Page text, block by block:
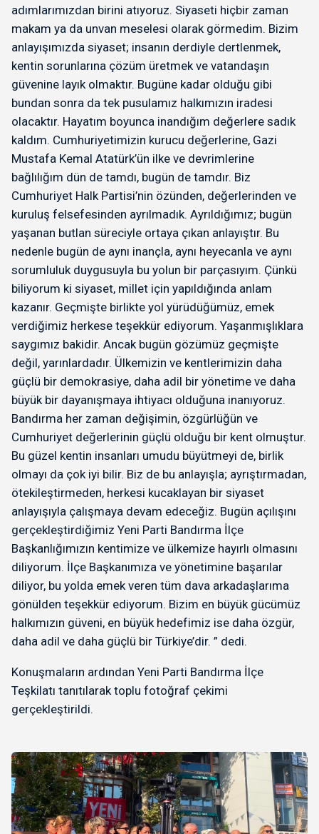
adımlarımızdan birini atıyoruz. Siyaseti hiçbir zaman
makam ya da unvan meselesi olarak görmedim. Bizim
anlayışımızda siyaset; insanın derdiyle dertlenmek,
kentin sorunlarına çözüm üretmek ve vatandaşın
güvenine layık olmaktır. Bugüne kadar olduğu gibi
bundan sonra da tek pusulamız halkımızın iradesi
olacaktır. Hayatım boyunca inandığım değerlere sadık
kaldım. Cumhuriyetimizin kurucu değerlerine, Gazi
Mustafa Kemal Atatürk’ün ilke ve devrimlerine
bağlılığım dün de tamdı, bugün de tamdır. Biz
Cumhuriyet Halk Partisi’nin özünden, değerlerinden ve
kuruluş felsefesinden ayrılmadık. Ayrıldığımız; bugün
yaşanan butlan süreciyle ortaya çıkan anlayıştır. Bu
nedenle bugün de aynı inançla, aynı heyecanla ve aynı
sorumluluk duygusuyla bu yolun bir parçasıyım. Çünkü
biliyorum ki siyaset, millet için yapıldığında anlam
kazanır. Geçmişte birlikte yol yürüdüğümüz, emek
verdiğimiz herkese teşekkür ediyorum. Yaşanmışlıklara
saygımız bakidir. Ancak bugün gözümüz geçmişte
değil, yarınlardadır. Ülkemizin ve kentlerimizin daha
güçlü bir demokrasiye, daha adil bir yönetime ve daha
büyük bir dayanışmaya ihtiyacı olduğuna inanıyoruz.
Bandırma her zaman değişimin, özgürlüğün ve
Cumhuriyet değerlerinin güçlü olduğu bir kent olmuştur.
Bu güzel kentin insanları umudu büyütmeyi de, birlik
olmayı da çok iyi bilir. Biz de bu anlayışla; ayrıştırmadan,
ötekileştirmeden, herkesi kucaklayan bir siyaset
anlayışıyla çalışmaya devam edeceğiz. Bugün açılışını
gerçekleştirdiğimiz Yeni Parti Bandırma İlçe
Başkanlığımızın kentimize ve ülkemize hayırlı olmasını
diliyorum. İlçe Başkanımıza ve yönetimine başarılar
diliyor, bu yolda emek veren tüm dava arkadaşlarıma
gönülden teşekkür ediyorum. Bizim en büyük gücümüz
halkımızın güveni, en büyük hedefimiz ise daha özgür,
daha adil ve daha güçlü bir Türkiye’dir. ” dedi.
Konuşmaların ardından Yeni Parti Bandırma İlçe
Teşkilatı tanıtılarak toplu fotoğraf çekimi
gerçekleştirildi.